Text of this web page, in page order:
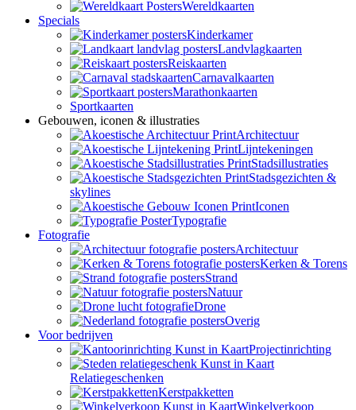
Wereldkaarten
Specials
Kinderkamer
Landvlagkaarten
Reiskaarten
Carnavalkaarten
Marathonkaarten
Sportkaarten
Gebouwen, iconen & illustraties
Architectuur
Lijntekeningen
Stadsillustraties
Stadsgezichten &
skylines
Iconen
Typografie
Fotografie
Architectuur
Kerken & Torens
Strand
Natuur
Drone
Overig
Voor bedrijven
Projectinrichting
Relatiegeschenken
Kerstpakketten
Winkelverkoop